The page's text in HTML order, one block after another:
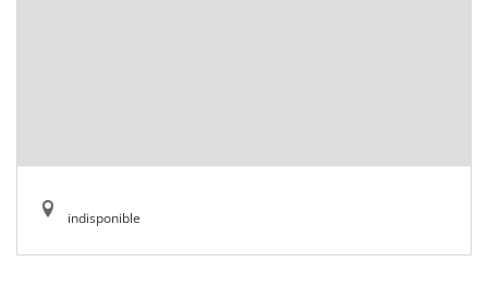
indisponible